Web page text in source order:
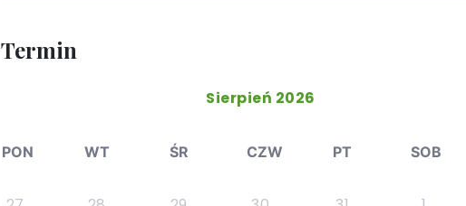
Termin
Sierpień 2026
PON WT ŚR CZW PT SOB